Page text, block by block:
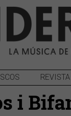
REVISTA
i